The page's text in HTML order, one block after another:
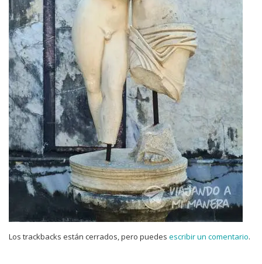
Los trackbacks están cerrados, pero puedes escribir un comentario.